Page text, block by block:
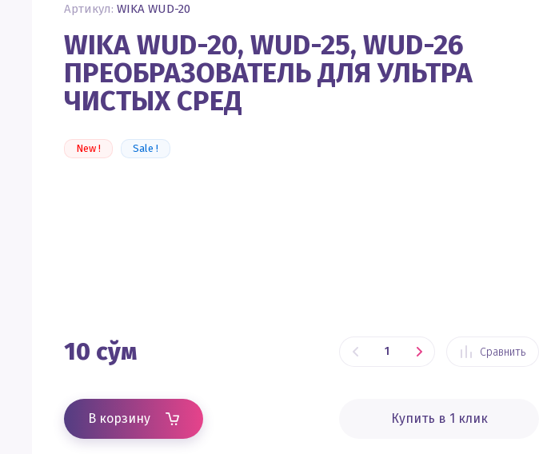
Артикул: WIKA WUD-20
WIKA WUD-20, WUD-25, WUD-26
ПРЕОБРАЗОВАТЕЛЬ ДЛЯ УЛЬТРА
ЧИСТЫХ СРЕД
New ! Sale !
10 сўм Сравнить
В корзину Купить в 1 клик